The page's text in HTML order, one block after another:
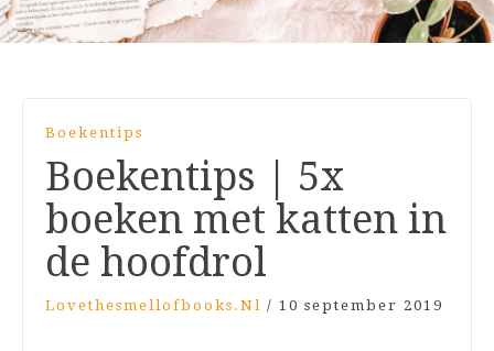
Boekentips
Boekentips | 5x
boeken met katten in
de hoofdrol
Lovethesmellofbooks.nl / 10 september 2019